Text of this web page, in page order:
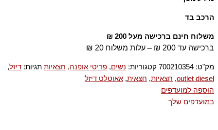
הרכב בד
7% פוליאמיד-ניילון 1% אלסטן-ספנדקס
משלוח חינם ברכישה מעל 200 ₪
ברכישה עד 200 ₪ – עלות משלוח 20 ₪
מק"ט: 700210354 קטגוריות: נשים, פריטי אופנה, חצאיות תגיות: דיזל,
outlet diesel
, חצאיות, חצאית, אאוטלט דיזל
הוספה למועדפים
במועדפים שלך